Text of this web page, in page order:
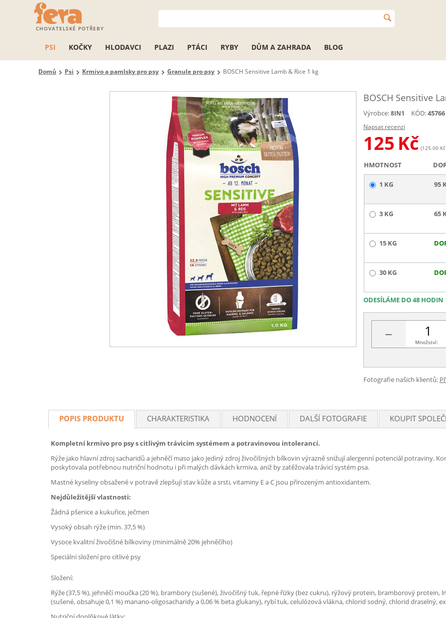
CHOVATELSKÉ POTŘEBY
PSI KOČKY HLODAVCI PLAZI PTÁCI RYBY DŮM A ZAHRADA BLOG
Domů Psi Krmivo a pamlsky pro psy Granule pro psy BOSCH Sensitive Lamb & Rice 1 kg
BOSCH Sensitive
Výrobce: 8IN1 KÓD:45766
Napsat recenzi
125 Kč (125.00
HMOTNOST
1 KG 95
3 KG 65
15 KG
30 KG
ODESÍLÁME DO 48 HODIN
− Množství:
Fotografie našich klientů:
POPIS PRODUKTU CHARAKTERISTIKA HODNOCENÍ DALŠÍ FOTOGRAFIE KOUPIT
Kompletní krmivo pro psy s citlivým trávicím systémem a potravinovou intolerancí.
Rýže jako hlavní zdroj sacharidů a jehněčí maso jako jediný zdroj živočišných bílkovin výrazně snižují alergenní potenciál potraviny.
poskytovala potřebnou nutriční hodnotu i při malých dávkách krmiva, aniž by zatěžovala trávicí systém psa.
Mastné kyseliny obsažené v potravě zlepšují stav kůže a srsti, vitaminy E a C jsou přirozeným antioxidantem.
Nejdůležitější vlastnosti:
Žádná pšenice a kukuřice, ječmen
Vysoký obsah rýže (min. 37,5 %)
Vysoce kvalitní živočišné bílkoviny (minimálně 20% jehněčího)
Speciální složení pro citlivé psy
Složení:
Rýže (37,5 %), jehněčí moučka (20 %), brambory (sušené), živočišný tuk, řepné řízky (bez cukru), rýžový protein, bramborový
(sušené, obsahuje 0,1 %) manano-oligosacharidy a 0,06 % beta glukany), rybí tuk, celulózová vlákna, chlorid sodný, chlorid draselný,